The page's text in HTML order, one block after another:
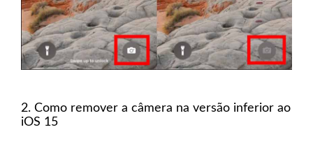
2. Como remover a câmera na versão inferior ao
iOS 15